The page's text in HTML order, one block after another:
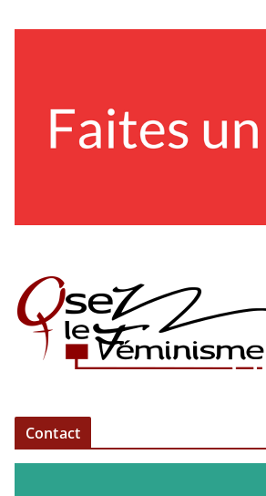
Contact